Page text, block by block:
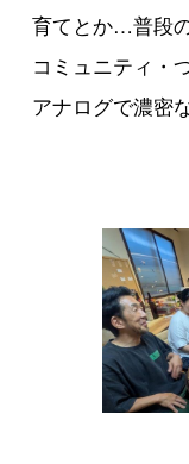
育てとか…普段
コミュニティ・
アナログで濃密